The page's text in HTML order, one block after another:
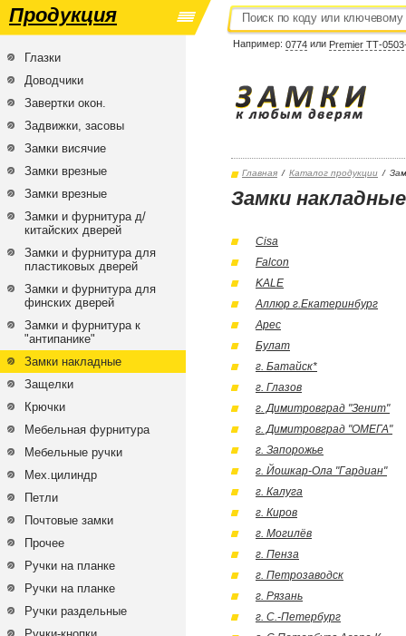
Продукция
Например: 0774 или Premier ТТ-
Глазки
Доводчики
Завертки окон.
Задвижки, засовы
Замки висячие
Замки врезные
Замки врезные
Замки и фурнитура д/
китайских дверей
Замки и фурнитура для
пластиковых дверей
Замки и фурнитура для
финских дверей
Замки и фурнитура к
"антипанике"
Замки накладные
Защелки
Крючки
Мебельная фурнитура
Мебельные ручки
Мех.цилиндр
Петли
Почтовые замки
Прочее
Ручки на планке
Ручки на планке
Ручки раздельные
Главная / Каталог продукции /
Замки накладные
Cisa
Falcon
KALE
Аллюр г.Екатеринбург
Арес
Булат
г. Батайск*
г. Глазов
г. Димитровград "Зенит"
г. Димитровград "ОМЕГА"
г. Запорожье
г. Йошкар-Ола "Гардиан"
г. Калуга
г. Киров
г. Могилёв
г. Пенза
г. Петрозаводск
г. Рязань
г. С.-Петербург